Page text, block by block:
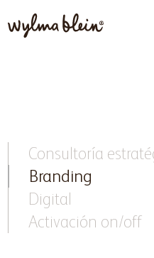
Consultoría
Branding
Digital
Activación on/off